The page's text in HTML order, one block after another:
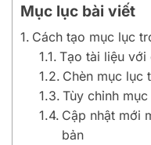
Mục lục bài viết
Cách tạo mục lục
Tạo tài liệu với
Chèn mục lục
Tùy chỉnh
Cập nhật mới
bản